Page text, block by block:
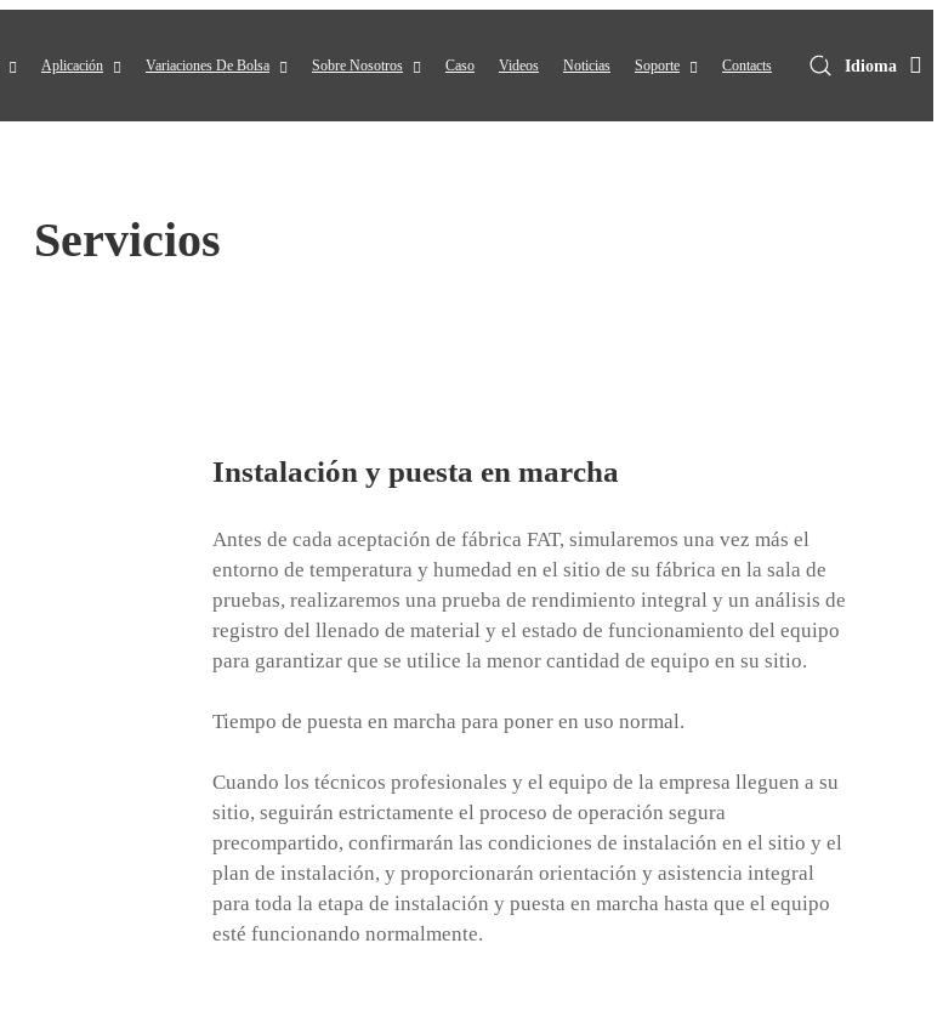
Aplicación Variaciones De Bolsa Sobre Nosotros Caso Videos Noticias Soporte Contacts Idioma
Servicios
Instalación y puesta en marcha
Antes de cada aceptación de fábrica FAT, simularemos una vez más el
entorno de temperatura y humedad en el sitio de su fábrica en la sala de
pruebas, realizaremos una prueba de rendimiento integral y un análisis de
registro del llenado de material y el estado de funcionamiento del equipo
para garantizar que se utilice la menor cantidad de equipo en su sitio.
Tiempo de puesta en marcha para poner en uso normal.
Cuando los técnicos profesionales y el equipo de la empresa lleguen a su
sitio, seguirán estrictamente el proceso de operación segura
precompartido, confirmarán las condiciones de instalación en el sitio y el
plan de instalación, y proporcionarán orientación y asistencia integral
para toda la etapa de instalación y puesta en marcha hasta que el equipo
esté funcionando normalmente.